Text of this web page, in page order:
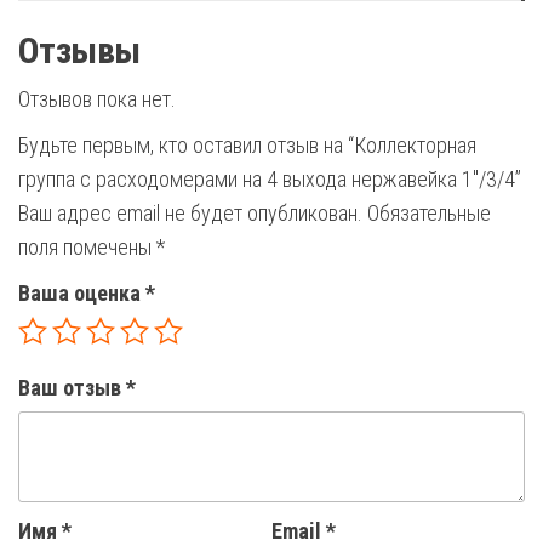
1"/3/4
Отзывы
Отзывов пока нет.
Будьте первым, кто оставил отзыв на “Коллекторная
группа c расходомерами на 4 выхода нержавейка 1″/3/4”
Ваш адрес email не будет опубликован. Обязательные
поля помечены *
Ваша оценка *
Ваш отзыв*
Имя * Email *